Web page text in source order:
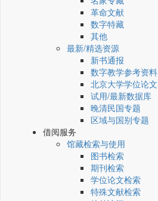
革命文献
数字特藏
其他
最新/精选资源
新书通报
数字教学参考资料
北京大学学位论文
试用/最新数据库
晚清民国专题
区域与国别专题
借阅服务
馆藏检索与使用
图书检索
期刊检索
学位论文检索
特殊文献检索